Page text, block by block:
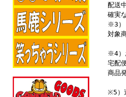
配送
確実
※3）
対象
※4）
宅配
商品
※5）